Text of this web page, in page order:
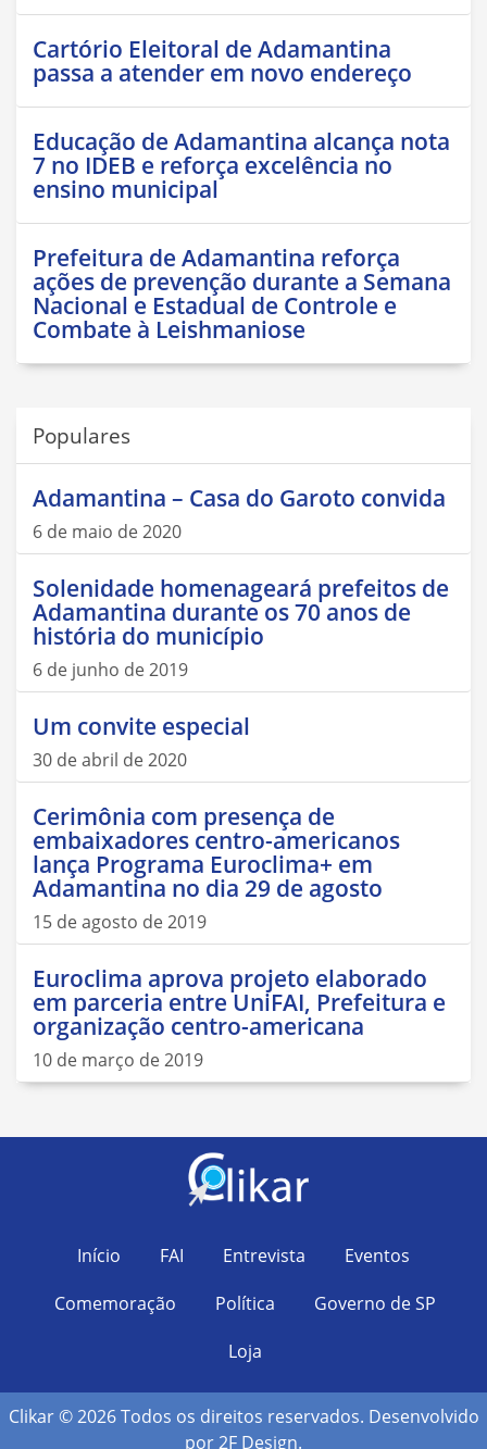
Cartório Eleitoral de Adamantina
passa a atender em novo endereço
Educação de Adamantina alcança nota
7 no IDEB e reforça excelência no
ensino municipal
Prefeitura de Adamantina reforça
ações de prevenção durante a Semana
Nacional e Estadual de Controle e
Combate à Leishmaniose
Populares
Adamantina – Casa do Garoto convida
6 de maio de 2020
Solenidade homenageará prefeitos de
Adamantina durante os 70 anos de
história do município
6 de junho de 2019
Um convite especial
30 de abril de 2020
Cerimônia com presença de
embaixadores centro-americanos
lança Programa Euroclima+ em
Adamantina no dia 29 de agosto
15 de agosto de 2019
Euroclima aprova projeto elaborado
em parceria entre UniFAI, Prefeitura e
organização centro-americana
10 de março de 2019
Início FAI Entrevista
Eventos
Comemoração
Política
Governo de SP
Loja
Clikar © 2026 Todos os direitos reservados. Desenvolvido
por2F Design.